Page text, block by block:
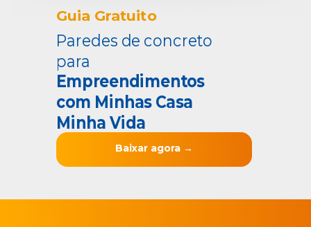
Paredes de concreto
para
Empreendimentos
com Minhas Casa
Minha Vida
Baixar agora →
Guia Gratuito